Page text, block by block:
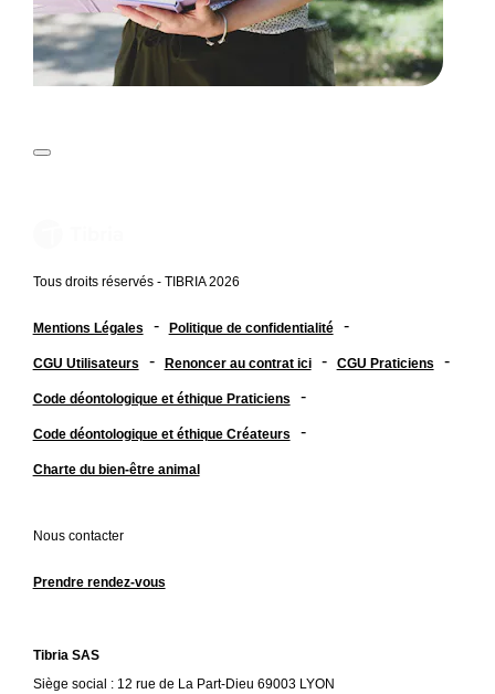
Tous droits réservés - TIBRIA 2026
Mentions Légales - Politique de confidentialité -
CGU Utilisateurs - Renoncer au contrat ici - CGU Praticiens -
Code déontologique et éthique Praticiens -
Code déontologique et éthique Créateurs -
Charte du bien-être animal
Nous contacter
Prendre rendez-vous
Tibria SAS
Siège social : 12 rue de La Part-Dieu 69003 LYON